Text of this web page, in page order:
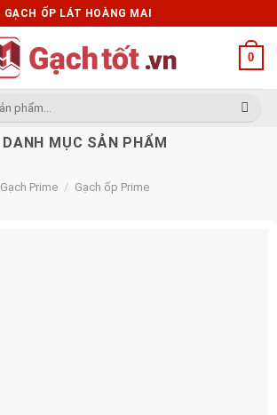
GẠCH ỐP LÁT HOÀNG MAI
0
DANH MỤC SẢN PHẨM
Gạch Prime / Gạch ốp Prime